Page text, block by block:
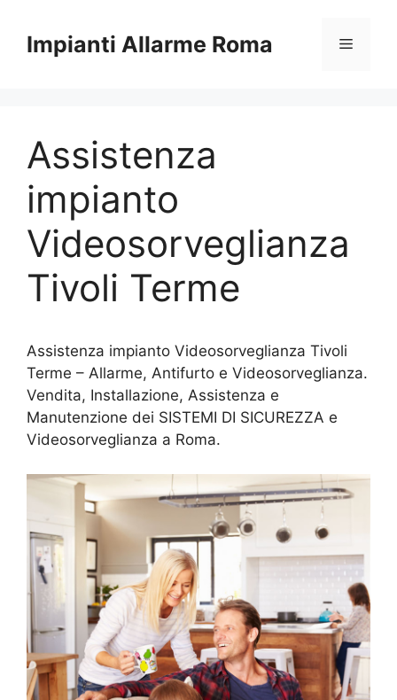
contenuto
Impianti Allarme Roma Menu
Assistenza
impianto
Videosorveglianza
Tivoli Terme
Assistenza impianto Videosorveglianza Tivoli
Terme – Allarme, Antifurto e Videosorveglianza.
Vendita, Installazione, Assistenza e
Manutenzione dei SISTEMI DI SICUREZZA e
Videosorveglianza a Roma.